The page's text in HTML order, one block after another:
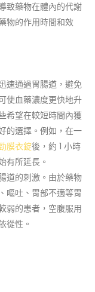
致藥物在體內的代謝
物的作用時間和效
速通過胃腸道，避免
使血藥濃度更快地升
希望在較短時間內獲
的選擇。例如，在一
膜衣錠後，約 1 小時
有所延長。
道的刺激。由於藥物
嘔吐、胃部不適等胃
弱的患者，空腹服用
從性。